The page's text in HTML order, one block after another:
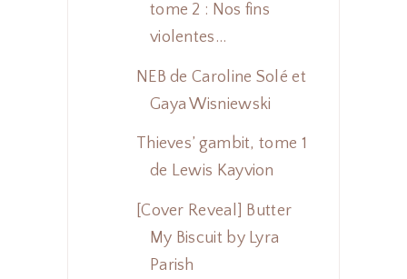
tome 2 : Nos fins
violentes...
NEB de Caroline Solé et
Gaya Wisniewski
Thieves’ gambit, tome 1
de Lewis Kayvion
[Cover Reveal] Butter
My Biscuit by Lyra
Parish